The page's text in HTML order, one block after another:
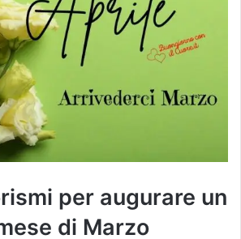
per augurare un
di Marzo